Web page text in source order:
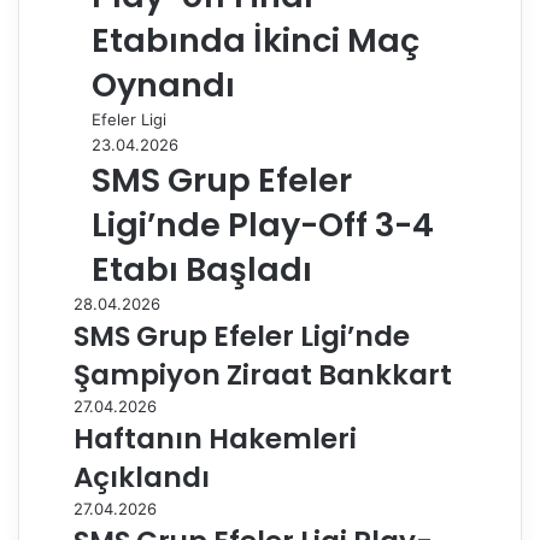
Etabında İkinci Maç
Oynandı
Efeler Ligi
23.04.2026
SMS Grup Efeler
Ligi’nde Play-Off 3-4
Etabı Başladı
28.04.2026
SMS Grup Efeler Ligi’nde
Şampiyon Ziraat Bankkart
27.04.2026
Haftanın Hakemleri
Açıklandı
27.04.2026